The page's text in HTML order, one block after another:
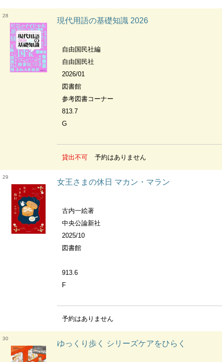
28
現代用語の基礎知識 2026
自由国民社編
自由国民社
2026/01
図書館
参考図書コーナー
813.7
G
貸出不可 予約はありません
29
女王さまの休日 マカン・マラン
古内一絵著
中央公論新社
2025/10
図書館
913.6
F
予約はありません
30
ゆっくり歩く シリーズケアをひらく